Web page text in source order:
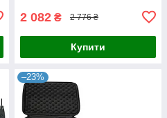
2 082 ₴ 2 776 ₴
Купити
–23%